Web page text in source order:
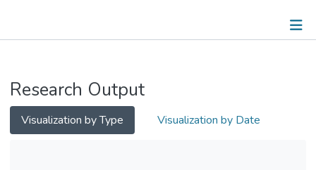
Trabajos dirigidos/tutorías
Grupos de Investigación
Research Output
Visualization by Type Visualization by Date